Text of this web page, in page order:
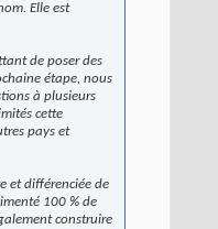
Elle est
de poser des
étape, nous
à plusieurs
cette
pays et
et différenciée de
100 % de
construire